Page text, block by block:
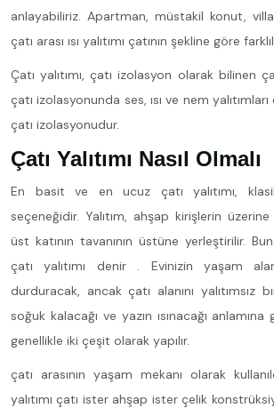
anlayabiliriz. Apartman, müstakil konut,
çatı arası ısı yalıtımı çatının şekline göre
Çatı yalıtımı, çatı izolasyon olarak bilinen
çatı izolasyonunda ses, ısı ve nem
çatı izolasyonudur.
Çatı Yalıtımı Nasıl Olmalı
En basit ve en ucuz çatı yalıtımı,
seçeneğidir. Yalıtım, ahşap kirişlerin
üst katının tavanının üstüne yerleştirilir.
çatı yalıtımı denir . Evinizin yaşam
durduracak, ancak çatı alanını yalıtımsız
soğuk kalacağı ve yazın ısınacağı anlamına
genellikle iki çeşit olarak yapılır.
çatı arasının yaşam mekanı olarak
yalıtımı çatı ister ahşap ister çelik